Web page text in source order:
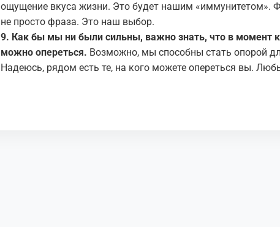
ощущение вкуса жизни. Это будет нашим «иммунитетом».
не просто фраза. Это наш выбор.
9. Как бы мы ни были сильны, важно знать, что в момент
можно опереться. Возможно, мы способны стать опорой
Надеюсь, рядом есть те, на кого можете опереться вы.